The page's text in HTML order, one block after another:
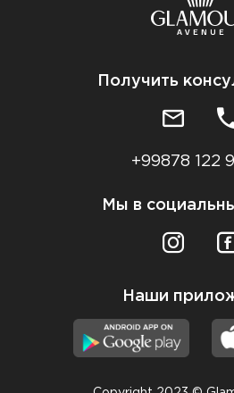
Получить
+99878 122
Мы в
Наши